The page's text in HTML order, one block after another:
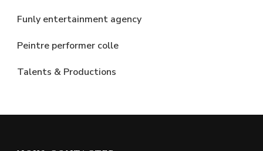
Funly entertainment agency
Peintre performer colle
Talents & Productions